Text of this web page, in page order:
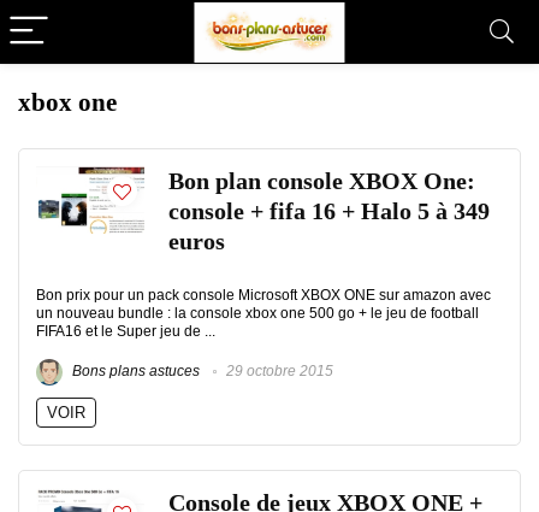
xbox one
Bon plan console XBOX One:
console + fifa 16 + Halo 5 à 349
euros
Bon prix pour un pack console Microsoft XBOX ONE sur amazon avec
un nouveau bundle : la console xbox one 500 go + le jeu de football
FIFA16 et le Super jeu de ...
Bons plans astuces 29 octobre 2015
VOIR
Console de jeux XBOX ONE +